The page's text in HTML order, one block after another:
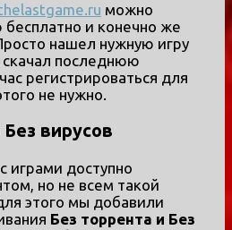
можно
бесплатно и конечно же
нашел нужную игру
скачал последнюю
регистрироваться для
не нужно.
вирусов
играми доступно
но не всем такой
этого мы добавили
Без торрента и Без